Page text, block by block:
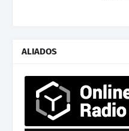
ALIADOS